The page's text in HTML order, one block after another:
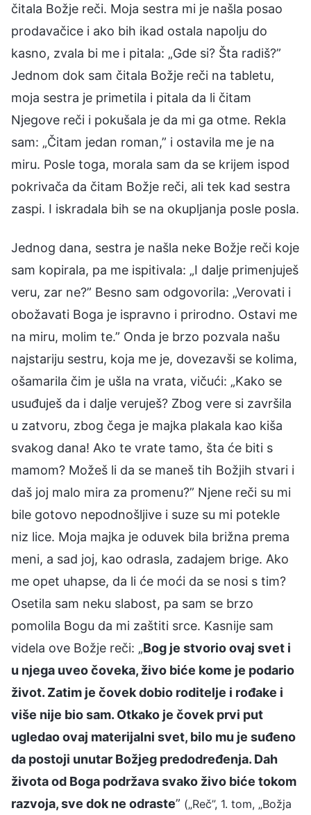
čitala Božje reči. Moja sestra mi je našla posao
prodavačice i ako bih ikad ostala napolju do
kasno, zvala bi me i pitala: „Gde si? Šta radiš?”
Jednom dok sam čitala Božje reči na tabletu,
moja sestra je primetila i pitala da li čitam
Njegove reči i pokušala je da mi ga otme. Rekla
sam: „Čitam jedan roman,” i ostavila me je na
miru. Posle toga, morala sam da se krijem ispod
pokrivača da čitam Božje reči, ali tek kad sestra
zaspi. I iskradala bih se na okupljanja posle posla.
Jednog dana, sestra je našla neke Božje reči koje
sam kopirala, pa me ispitivala: „I dalje primenjuješ
veru, zar ne?” Besno sam odgovorila: „Verovati i
obožavati Boga je ispravno i prirodno. Ostavi me
na miru, molim te.” Onda je brzo pozvala našu
najstariju sestru, koja me je, dovezavši se kolima,
ošamarila čim je ušla na vrata, vičući: „Kako se
usuđuješ da i dalje veruješ? Zbog vere si završila
u zatvoru, zbog čega je majka plakala kao kiša
svakog dana! Ako te vrate tamo, šta će biti s
mamom? Možeš li da se maneš tih Božjih stvari i
daš joj malo mira za promenu?” Njene reči su mi
bile gotovo nepodnošljive i suze su mi potekle
niz lice. Moja majka je oduvek bila brižna prema
meni, a sad joj, kao odrasla, zadajem brige. Ako
me opet uhapse, da li će moći da se nosi s tim?
Osetila sam neku slabost, pa sam se brzo
pomolila Bogu da mi zaštiti srce. Kasnije sam
videla ove Božje reči: „Bog je stvorio ovaj svet i
u njega uveo čoveka, živo biće kome je podario
život. Zatim je čovek dobio roditelje i rođake i
više nije bio sam. Otkako je čovek prvi put
ugledao ovaj materijalni svet, bilo mu je suđeno
da postoji unutar Božjeg predodređenja. Dah
života od Boga podržava svako živo biće tokom
razvoja, sve dok ne odraste” („Reč”, 1. tom, „Božja